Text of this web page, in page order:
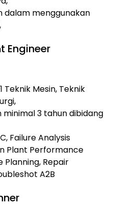
dalam menggunakan
Engineer
Teknik Mesin, Teknik
3 tahun dibidang
Failure Analysis
Plant Performance
Repair
A2B